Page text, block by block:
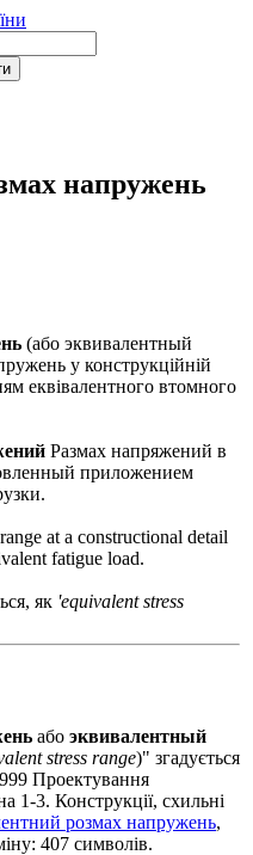
напружень
(або эквивалентный
у конструкційній
еквівалентного втомного
Размах напряжений в
приложением
at a constructional detail
fatigue load.
як 'equivalent stress
або эквивалентный
stress range)" згадується
Проектування
1-3. Конструкції, схильні
розмах напружень,
407 символів.